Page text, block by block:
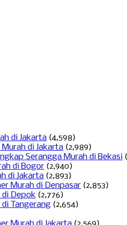
di Jakarta (4,598)
Murah di Jakarta (2,989)
Serangga Murah di Bekasi
di Bogor (2,940)
di Jakarta (2,893)
Murah di Denpasar (2,853)
di Depok (2,776)
di Tangerang (2,654)